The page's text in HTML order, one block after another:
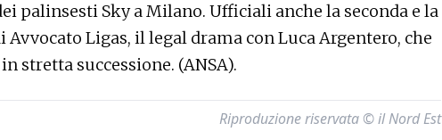
palinsesti Sky a Milano. Ufficiali anche la seconda e la
Avvocato Ligas, il legal drama con Luca Argentero, che
stretta successione. (ANSA).
Riproduzione riservata © il Nord Est